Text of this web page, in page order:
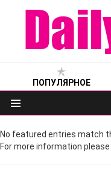
ПОПУЛЯРНОЕ
Меню
No featured entries match
For more information